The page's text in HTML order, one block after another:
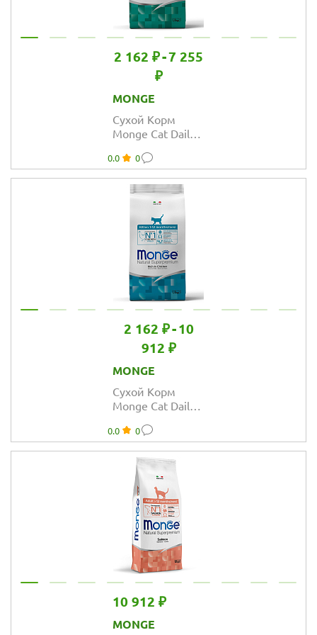
2 162 ₽-7 255
₽
MONGE
Сухой Корм
Monge Cat Daily
кошек для
выведения
шерсти из
0.0 0
2 162 ₽- 10
912 ₽
MONGE
Сухой Корм
Monge Cat Daily
беременных
кошек из
курицы
0.0 0
10 912 ₽
MONGE